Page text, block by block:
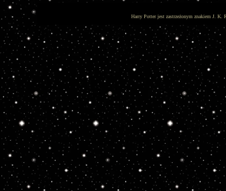
Harry Potter jest zastrzeżonym znakiem J. K.